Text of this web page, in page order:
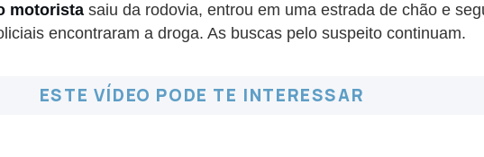
motorista saiu da rodovia, entrou em uma estrada de chão e
encontraram a droga. As buscas pelo suspeito continuam.
ESTE VÍDEO PODE TE INTERESSAR